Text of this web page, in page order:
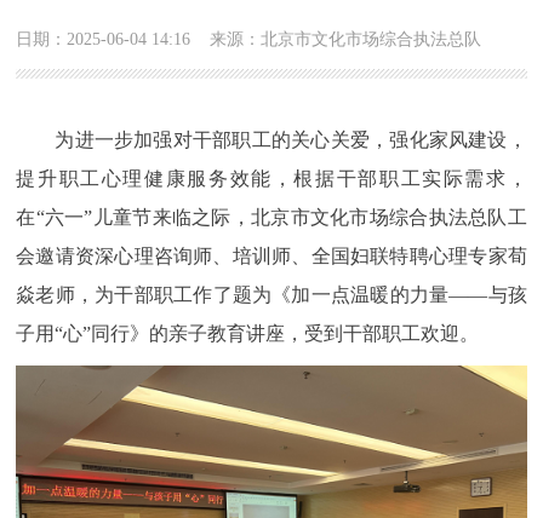
日期：2025-06-04 14:16 来源：北京市文化市场综合执法总队
为进一步加强对干部职工的关心关爱，强化家风建设，
提升职工心理健康服务效能，根据干部职工实际需求，
在“六一”儿童节来临之际，北京市文化市场综合执法总队工
会邀请资深心理咨询师、培训师、全国妇联特聘心理专家荀
焱老师，为干部职工作了题为《加一点温暖的力量——与孩
子用“心”同行》的亲子教育讲座，受到干部职工欢迎。